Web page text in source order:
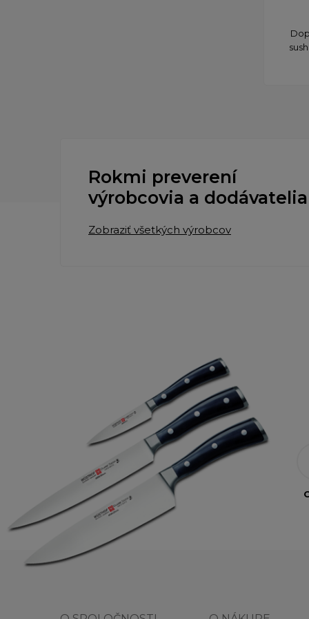
Rokmi preverení
výrobcovia a dodávatelia
Zobraziť všetkých výrobcov